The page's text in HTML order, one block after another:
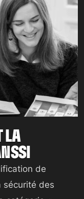
LA
de
sécurité des